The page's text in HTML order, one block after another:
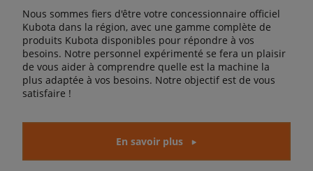
Nous sommes fiers d'être votre concessionnaire officiel
Kubota dans la région, avec une gamme complète de
produits Kubota disponibles pour répondre à vos
besoins. Notre personnel expérimenté se fera un plaisir
de vous aider à comprendre quelle est la machine la
plus adaptée à vos besoins. Notre objectif est de vous
satisfaire !
En savoir plus